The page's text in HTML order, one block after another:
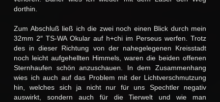
dorthin.
Zum Abschluß ließ ich die zwei noch einen Blick durch mein
32mm 2″ TS-WA Okular auf h+chi im Perseus werfen. Trotz
des in dieser Richtung von der nahegelegenen Kreisstadt
noch leicht aufgehellten Himmels, waren die beiden offenen
Sternhaufen schön anzuschauen. In dem Zusammenhang
wies ich auch auf das Problem mit der Lichtverschmutzung
hin, welches sich ja nicht nur für uns Spechtler negativ
auswirkt, sondern auch für die Tierwelt und wie man